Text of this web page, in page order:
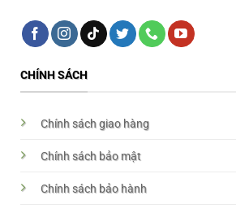
CHÍNH SÁCH
Chính sách giao hàng
Chính sách bảo mật
Chính sách bảo hành